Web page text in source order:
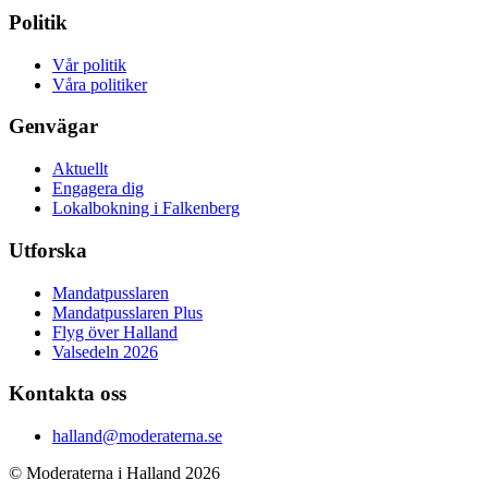
Politik
Vår politik
Våra politiker
Genvägar
Aktuellt
Engagera dig
Lokalbokning i Falkenberg
Utforska
Mandatpusslaren
Mandatpusslaren Plus
Flyg över Halland
Valsedeln 2026
Kontakta oss
halland@moderaterna.se
© Moderaterna i Halland 2026